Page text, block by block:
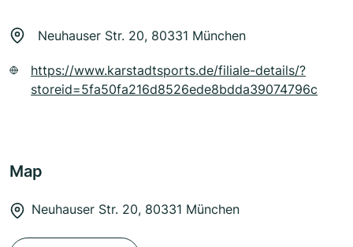
Neuhauser Str. 20, 80331 München
https://www.karstadtsports.de/filiale-details/?
storeid=5fa50fa216d8526ede8bdda39074796c
Map
Neuhauser Str. 20, 80331 München